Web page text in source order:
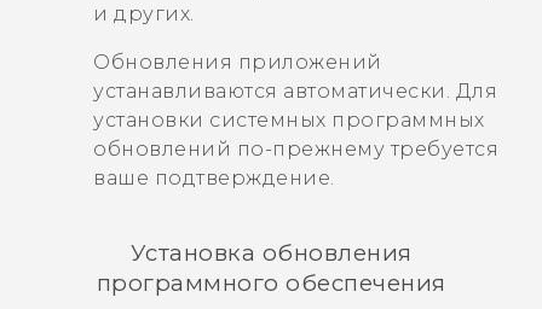
и других.
Обновления приложений
устанавливаются автоматически. Для
установки системных программных
обновлений по-прежнему требуется
ваше подтверждение.
Установка обновления
программного обеспечения